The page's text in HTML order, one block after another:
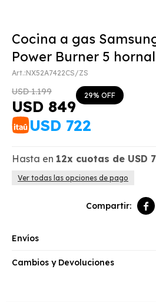
Cocina a gas
Power Burner 5
NX52A7422CS/ZS
USD 849
USD 1.199 29
USD 722
Hasta en 12x cuotas de USD
Ver todas las opciones de pago

Envíos
Cambios y Devoluciones